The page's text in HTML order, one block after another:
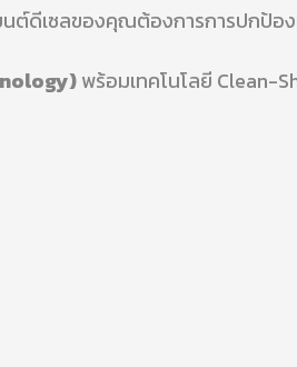
นต์ดีเซลของคุณต้องการการปกป้อ
พร้อมเทคโนโลยี Clean-